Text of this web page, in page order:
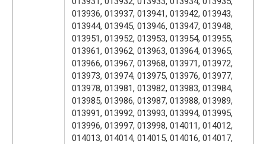
013936, 013937, 013941, 013942, 013943,
013944, 013945, 013946, 013947, 013948,
013951, 013952, 013953, 013954, 013955,
013961, 013962, 013963, 013964, 013965,
013966, 013967, 013968, 013971, 013972,
013973, 013974, 013975, 013976, 013977,
013978, 013981, 013982, 013983, 013984,
013985, 013986, 013987, 013988, 013989,
013991, 013992, 013993, 013994, 013995,
013996, 013997, 013998, 014011, 014012,
014013, 014014, 014015, 014016, 014017,